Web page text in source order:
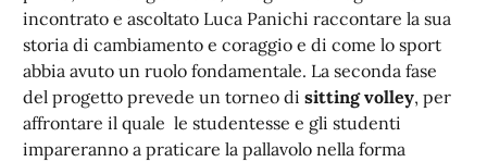
incontrato e ascoltato Luca Panichi raccontare la sua
storia di cambiamento e coraggio e di come lo sport
abbia avuto un ruolo fondamentale. La seconda fase
del progetto prevede un torneo di sitting volley, per
affrontare il quale le studentesse e gli studenti
impareranno a praticare la pallavolo nella forma